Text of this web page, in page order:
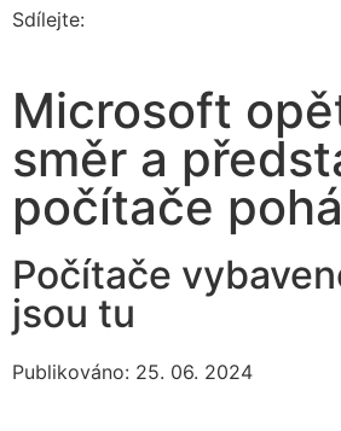
Sdílejte:
Microsoft
směr a
počítače
Počítače
jsou tu
Publikováno: 25. 06. 2024